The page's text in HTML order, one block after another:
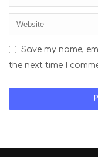
Save my name,
the next time I